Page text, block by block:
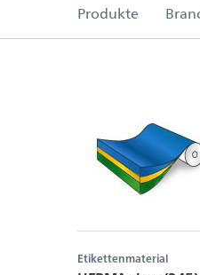
Etikettenmaterial